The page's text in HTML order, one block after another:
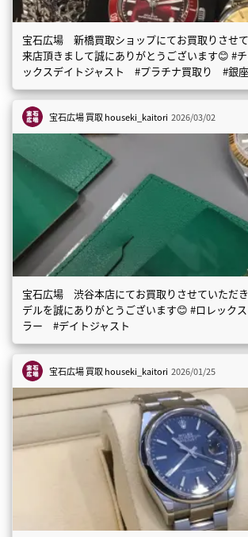
宝石広場 新橋買取ショップにてお買取りさせ
来店頂きまして誠にありがとうございます😊 #
ックスデイトジャスト #プラチナ買取り #銀
宝石広場 買取houseki_kaitori 2026/03/02
宝石広場 渋谷本店にてお買取りさせていただ
デルを誠にありがとうございます😊 #ロレック
ラー #デイトジャスト
宝石広場 買取houseki_kaitori 2026/01/25